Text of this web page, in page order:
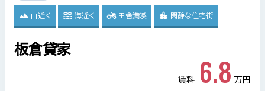
山近く 海近く 田舎満喫 閑静な住宅街
板倉貸家
賃料 6.8 万円